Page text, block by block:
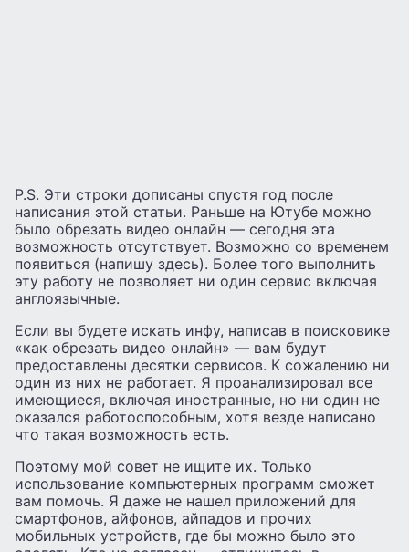
P.S. Эти строки дописаны спустя год после
написания этой статьи. Раньше на Ютубе можно
было обрезать видео онлайн — сегодня эта
возможность отсутствует. Возможно со временем
появиться (напишу здесь). Более того выполнить
эту работу не позволяет ни один сервис включая
англоязычные.
Если вы будете искать инфу, написав в поисковике
«как обрезать видео онлайн» — вам будут
предоставлены десятки сервисов. К сожалению ни
один из них не работает. Я проанализировал все
имеющиеся, включая иностранные, но ни один не
оказался работоспособным, хотя везде написано
что такая возможность есть.
Поэтому мой совет не ищите их. Только
использование компьютерных программ сможет
вам помочь. Я даже не нашел приложений для
смартфонов, айфонов, айпадов и прочих
мобильных устройств, где бы можно было это